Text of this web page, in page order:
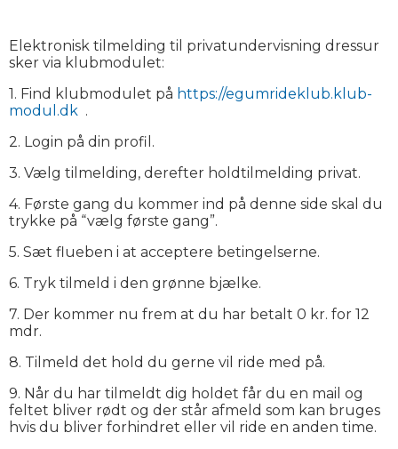
Elektronisk tilmelding til privatundervisning dressur
sker via klubmodulet:
1. Find klubmodulet på https://egumrideklub.klub-
modul.dk .
2. Login på din profil.
3. Vælg tilmelding, derefter holdtilmelding privat.
4. Første gang du kommer ind på denne side skal du
trykke på “vælg første gang”.
5. Sæt flueben i at acceptere betingelserne.
6. Tryk tilmeld i den grønne bjælke.
7. Der kommer nu frem at du har betalt 0 kr. for 12
mdr.
8. Tilmeld det hold du gerne vil ride med på.
9. Når du har tilmeldt dig holdet får du en mail og
feltet bliver rødt og der står afmeld som kan bruges
hvis du bliver forhindret eller vil ride en anden time.